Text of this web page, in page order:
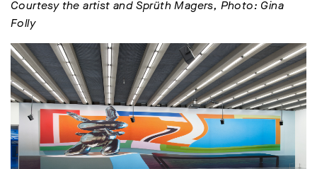
Courtesy the artist and Sprüth Magers, Photo: Gina
Folly